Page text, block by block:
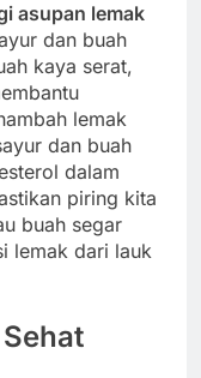
asupan lemak
dan buah
kaya serat,
lemak
dan buah
dalam
piring kita
buah segar
lemak dari lauk